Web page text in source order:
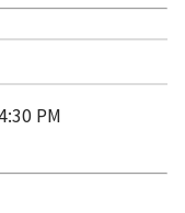
PM